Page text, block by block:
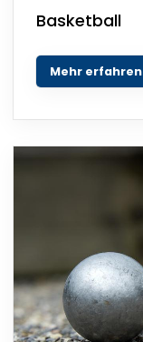
Basketball
Mehr erfahren